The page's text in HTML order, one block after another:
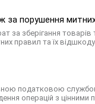
за порушення
зберігання товарів
правил та їх
податковою
операцій з цінними